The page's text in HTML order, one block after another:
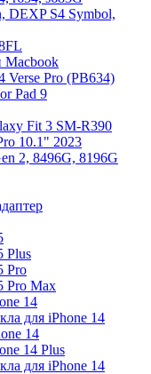
DEXP S4 Symbol,
Macbook
Verse Pro (PB634)
Pad 9
Fit 3 SM-R390
10.1" 2023
2, 8496G, 8196G
Plus
Pro
Pro Max
14
для iPhone 14
14
14 Plus
для iPhone 14